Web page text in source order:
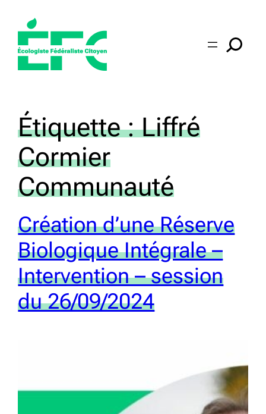
contenu
Étiquette :Liffré
Cormier
Communauté
Création d’une Réserve
Biologique Intégrale –
Intervention – session
du 26/09/2024